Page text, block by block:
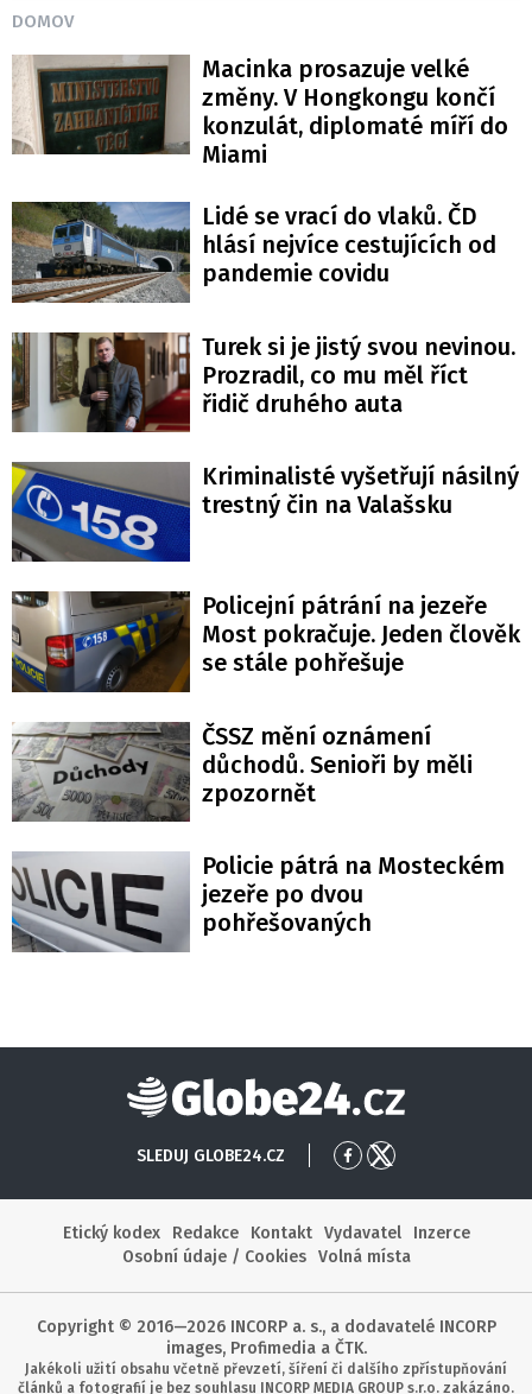
DOMOV
Macinka prosazuje velké
změny. V Hongkongu končí
konzulát, diplomaté míří do
Miami
Lidé se vrací do vlaků. ČD
hlásí nejvíce cestujících od
pandemie covidu
Turek si je jistý svou nevinou.
Prozradil, co mu měl říct
řidič druhého auta
Kriminalisté vyšetřují násilný
trestný čin na Valašsku
Policejní pátrání na jezeře
Most pokračuje. Jeden člověk
se stále pohřešuje
ČSSZ mění oznámení
důchodů. Senioři by měli
zpozornět
Policie pátrá na Mosteckém
jezeře po dvou
pohřešovaných
Globe24
SLEDUJ GLOBE24.CZ
PřejítPřejít
Etický kodex
Redakce Kontakt Vydavatel
Inzerce
Osobní údaje / Cookies
Volná místa
Copyright © 2016—2026 INCORP a. s., a dodavatelé INCORP
images, Profimedia a ČTK.
Jakékoli užití obsahu včetně převzetí, šíření či dalšího zpřístupňování
článků a fotografií je bez souhlasu INCORP MEDIA GROUP s.r.o. zakázáno.